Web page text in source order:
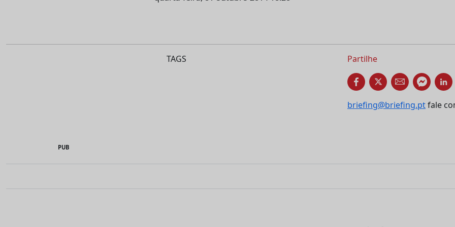
TAGS Partilhe
briefing@briefing.ptfale
PUB